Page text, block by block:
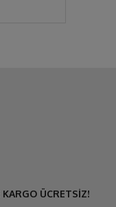
KARGO ÜCRETSİZ!